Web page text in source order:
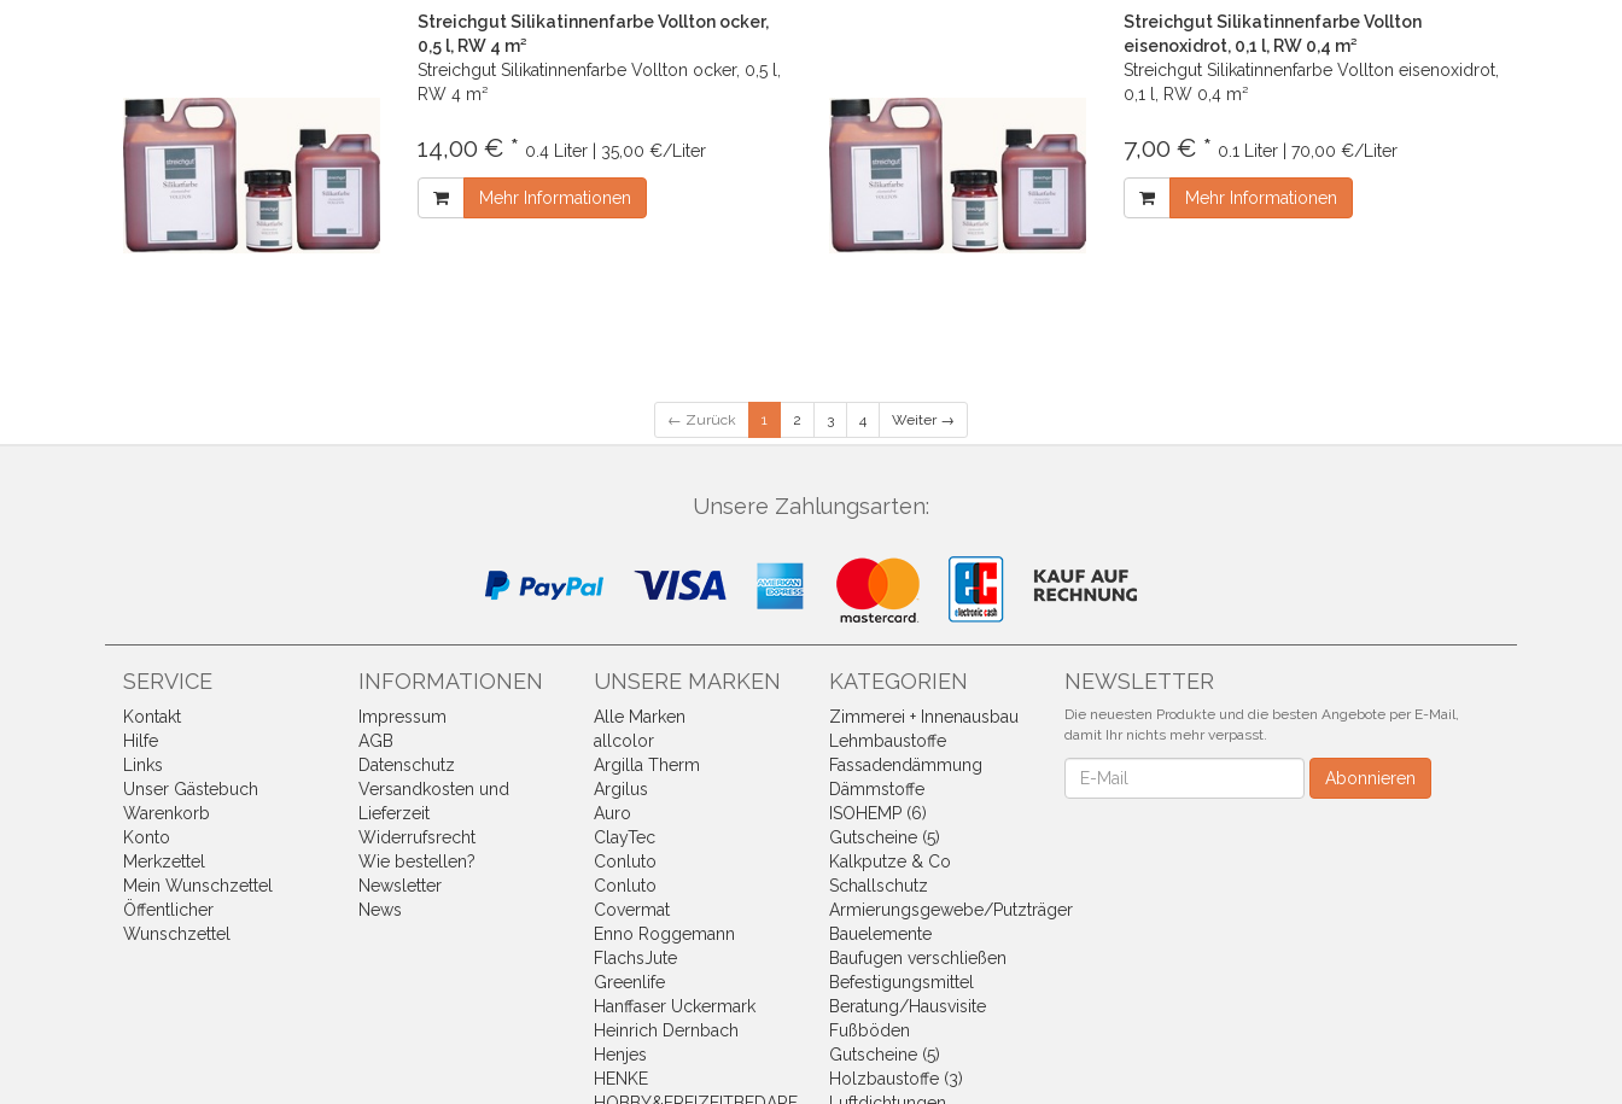
Streichgut Silikatinnenfarbe Vollton ocker,
0,5 l, RW 4 m²
Streichgut Silikatinnenfarbe Vollton ocker, 0,5 l,
RW 4 m²
14,00 € * 0.4 Liter | 35,00 €/Liter
Mehr Informationen
Streichgut Silikatinnenfarbe Vollton
eisenoxidrot, 0,1 l, RW 0,4 m²
Streichgut Silikatinnenfarbe Vollton eisenoxidrot,
0,1 l, RW 0,4 m²
7,00 € * 0.1 Liter | 70,00 €/Liter
Mehr Informationen
← Zurück 1 2 3 4 Weiter →
Unsere Zahlungsarten:
SERVICE
Kontakt
Hilfe
Links
Unser Gästebuch
Warenkorb
Konto
Merkzettel
Mein Wunschzettel
Öffentlicher
Wunschzettel
INFORMATIONEN
Impressum
AGB
Datenschutz
Versandkosten und
Lieferzeit
Widerrufsrecht
Wie bestellen?
Newsletter
News
UNSERE MARKEN
Alle Marken
allcolor
Argilla Therm
Argilus
Auro
ClayTec
Conluto
Conluto
Covermat
Enno Roggemann
FlachsJute
Greenlife
Hanffaser Uckermark
Heinrich Dernbach
Henjes
HENKE
KATEGORIEN
Zimmerei + Innenausbau
Lehmbaustoffe
Fassadendämmung
Dämmstoffe
ISOHEMP (6)
Gutscheine (5)
Kalkputze & Co
Schallschutz
Armierungsgewebe/Putzträger
Bauelemente
Baufugen verschließen
Befestigungsmittel
Beratung/Hausvisite
Fußböden
Gutscheine (5)
Holzbaustoffe (3)
NEWSLETTER
Die neuesten Produkte und die besten Angebote per E-Mail,
damit Ihr nichts mehr verpasst.
Newsletter Abonnieren